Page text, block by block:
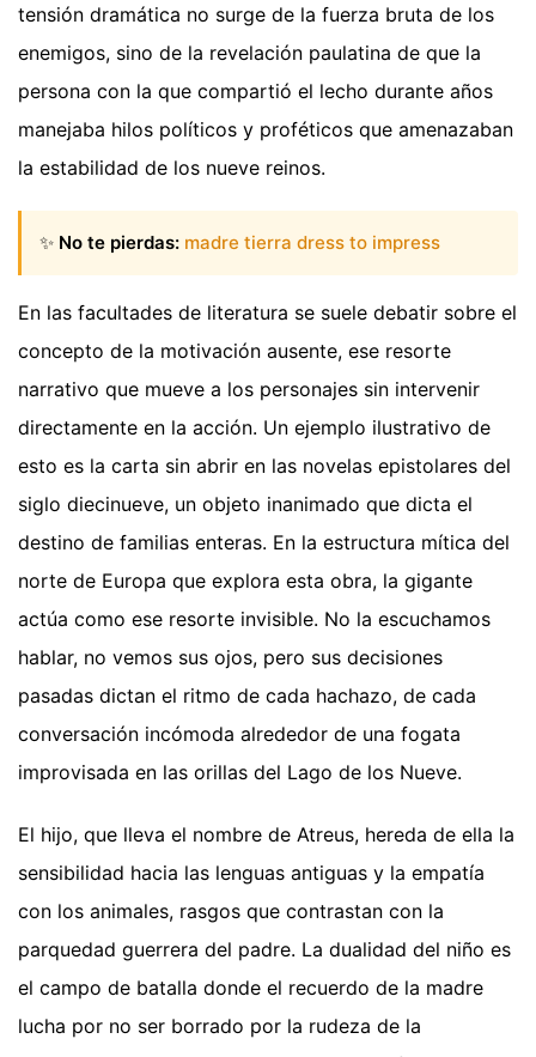
tensión dramática no surge de la fuerza bruta de los
enemigos, sino de la revelación paulatina de que la
persona con la que compartió el lecho durante años
manejaba hilos políticos y proféticos que amenazaban
la estabilidad de los nueve reinos.
✨ No te pierdas: madre tierra dress to impress
En las facultades de literatura se suele debatir sobre el
concepto de la motivación ausente, ese resorte
narrativo que mueve a los personajes sin intervenir
directamente en la acción. Un ejemplo ilustrativo de
esto es la carta sin abrir en las novelas epistolares del
siglo diecinueve, un objeto inanimado que dicta el
destino de familias enteras. En la estructura mítica del
norte de Europa que explora esta obra, la gigante
actúa como ese resorte invisible. No la escuchamos
hablar, no vemos sus ojos, pero sus decisiones
pasadas dictan el ritmo de cada hachazo, de cada
conversación incómoda alrededor de una fogata
improvisada en las orillas del Lago de los Nueve.
El hijo, que lleva el nombre de Atreus, hereda de ella la
sensibilidad hacia las lenguas antiguas y la empatía
con los animales, rasgos que contrastan con la
parquedad guerrera del padre. La dualidad del niño es
el campo de batalla donde el recuerdo de la madre
lucha por no ser borrado por la rudeza de la